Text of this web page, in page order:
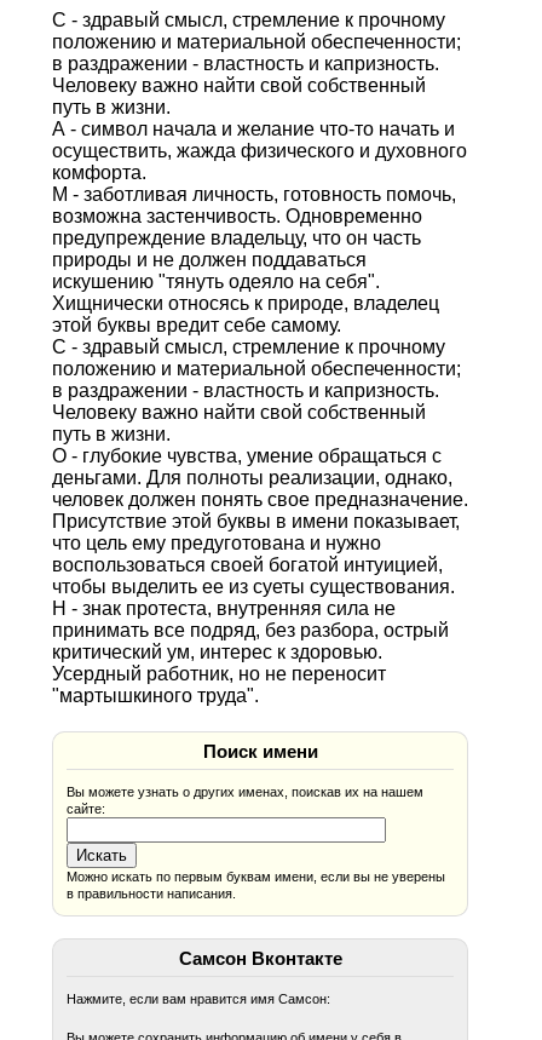
С - здравый смысл, стремление к прочному
положению и материальной обеспеченности;
в раздражении - властность и капризность.
Человеку важно найти свой собственный
путь в жизни.
А - символ начала и желание что-то начать и
осуществить, жажда физического и духовного
комфорта.
М - заботливая личность, готовность помочь,
возможна застенчивость. Одновременно
предупреждение владельцу, что он часть
природы и не должен поддаваться
искушению "тянуть одеяло на себя".
Хищнически относясь к природе, владелец
этой буквы вредит себе самому.
С - здравый смысл, стремление к прочному
положению и материальной обеспеченности;
в раздражении - властность и капризность.
Человеку важно найти свой собственный
путь в жизни.
О - глубокие чувства, умение обращаться с
деньгами. Для полноты реализации, однако,
человек должен понять свое предназначение.
Присутствие этой буквы в имени показывает,
что цель ему предуготована и нужно
воспользоваться своей богатой интуицией,
чтобы выделить ее из суеты существования.
Н - знак протеста, внутренняя сила не
принимать все подряд, без разбора, острый
критический ум, интерес к здоровью.
Усердный работник, но не переносит
"мартышкиного труда".
Поиск имени
Вы можете узнать о других именах, поискав их на нашем
сайте:
Можно искать по первым буквам имени, если вы не уверены
в правильности написания.
Самсон Вконтакте
Нажмите, если вам нравится имя Самсон: